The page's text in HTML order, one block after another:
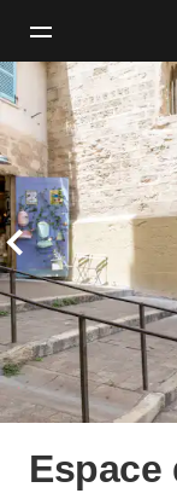
Espace